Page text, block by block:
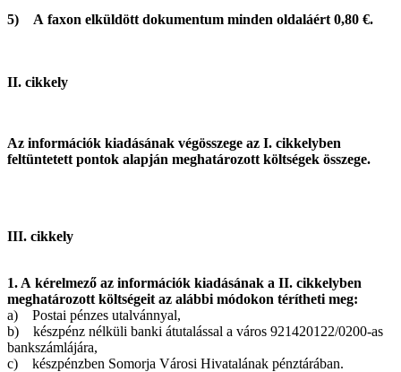
5) A faxon elküldött dokumentum minden oldaláért 0,80 €.
II. cikkely
Az információk kiadásának végösszege az I. cikkelyben
feltüntetett pontok alapján meghatározott költségek összege.
III. cikkely
1. A kérelmező az információk kiadásának a II. cikkelyben
meghatározott költségeit az alábbi módokon térítheti meg:
a) Postai pénzes utalvánnyal,
b) készpénz nélküli banki átutalással a város 921420122/0200-as
bankszámlájára,
c) készpénzben Somorja Városi Hivatalának pénztárában.